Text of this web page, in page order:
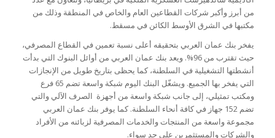
من أبرز وأكبر شركات القطاعين العام والخاص في المنطقة وذلك من
مكتبها في الشرق الأوسط الكائن في مسقط.
يفخر بنك عمان العربي بتحقيقه أعلى نسبة تعمين في القطاع المصرفي،
حيث تقترب من 96%. ويعد بنك عمان العربي من أوائل البنوك التي بدأت
أنشطتها التشغيلية في السلطنة، كما يحظى بتاريخ طويل من الإنجازات
التي يفخر بها الجميع. ويشغّل البنك اليوم شبكة واسعة تضم 65 فرع
ومكتب تمثيلي، إلى جانب شبكة واسعة من أجهزة الصرف الآلي والتي
تضم 152 جهاز في كافة أنحاء السلطنة. كما يوفر بنك عمان العربي
مجموعة واسعة من المنتجات والخدمات المصرفية لزبائنه من الأفراد
والشركات والمستثمرين على حد سواء.